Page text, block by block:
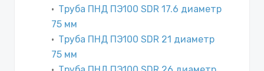
Труба ПНД ПЭ100 SDR 17.6 диаметр
75 мм
Труба ПНД ПЭ100 SDR 21 диаметр
75 мм